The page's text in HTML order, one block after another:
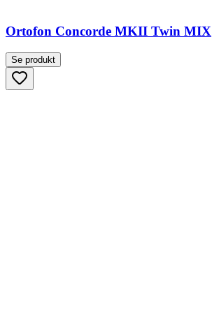
Ortofon Concorde MKII Twin MIX
Se produkt